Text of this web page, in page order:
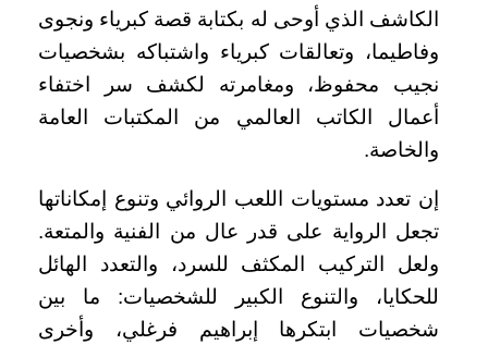
الكاشف الذي أوحى له بكتابة قصة كبرياء ونجوى
وفاطيما، وتعالقات كبرياء واشتباكه بشخصيات
نجيب محفوظ، ومغامرته لكشف سر اختفاء
أعمال الكاتب العالمي من المكتبات العامة
والخاصة.
إن تعدد مستويات اللعب الروائي وتنوع إمكاناتها
تجعل الرواية على قدر عال من الفنية والمتعة.
ولعل التركيب المكثف للسرد، والتعدد الهائل
للحكايا، والتنوع الكبير للشخصيات: ما بين
شخصيات ابتكرها إبراهيم فرغلي، وأخرى